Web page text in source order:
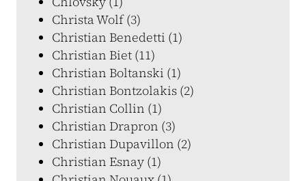
Christa Wolf (3)
Christian Benedetti (1)
Christian Biet (11)
Christian Boltanski (1)
Christian Bontzolakis (2)
Christian Collin (1)
Christian Drapron (3)
Christian Dupavillon (2)
Christian Esnay (1)